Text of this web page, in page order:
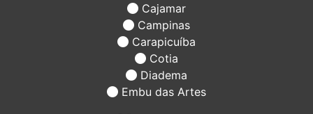
Cajamar
Campinas
Carapicuíba
Cotia
Diadema
Embu das Artes